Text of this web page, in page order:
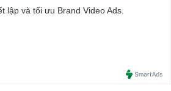
lập và tối ưu Brand Video Ads.